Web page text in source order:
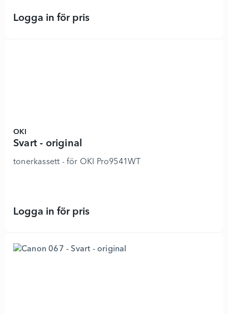
Logga in för prisTK 1300 - Svart - 8890610 - Lägg i
OKI
Svart - original
tonerkassett - för OKI Pro9541WT
Logga in för prisSvart - original - 8852175 - Lägg i